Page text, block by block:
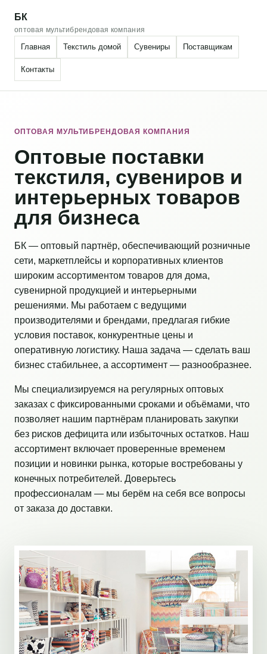
БК
оптовая мультибрендовая компания
Главная Текстиль домой Сувениры Поставщикам
Контакты
ОПТОВАЯ МУЛЬТИБРЕНДОВАЯ КОМПАНИЯ
Оптовые поставки
текстиля, сувениров и
интерьерных товаров
для бизнеса
БК — оптовый партнёр, обеспечивающий розничные
сети, маркетплейсы и корпоративных клиентов
широким ассортиментом товаров для дома,
сувенирной продукцией и интерьерными
решениями. Мы работаем с ведущими
производителями и брендами, предлагая гибкие
условия поставок, конкурентные цены и
оперативную логистику. Наша задача — сделать ваш
бизнес стабильнее, а ассортимент — разнообразнее.
Мы специализируемся на регулярных оптовых
заказах с фиксированными сроками и объёмами, что
позволяет нашим партнёрам планировать закупки
без рисков дефицита или избыточных остатков. Наш
ассортимент включает проверенные временем
позиции и новинки рынка, которые востребованы у
конечных потребителей. Доверьтесь
профессионалам — мы берём на себя все вопросы
от заказа до доставки.